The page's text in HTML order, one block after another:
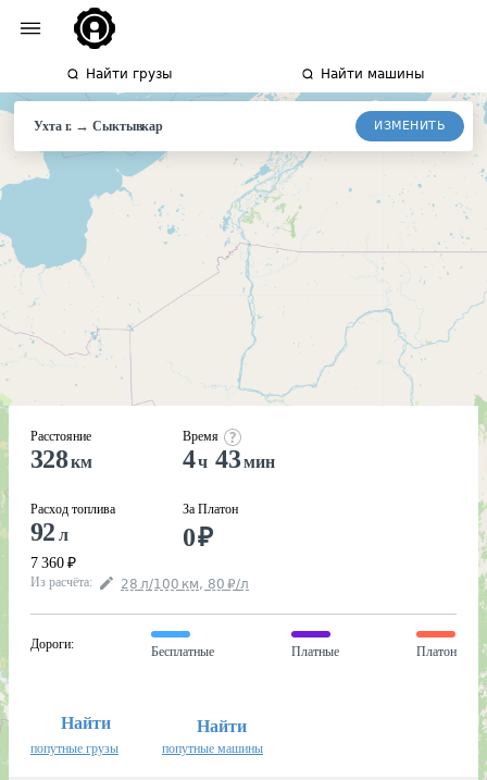
Найти грузы Найти машины
Ухта г. →Сыктывкар ИЗМЕНИТЬ
Расстояние
328км
Расход топлива
92 л
7 360 ₽
Время
4ч 43мин
За Платон
0₽
Из расчёта: 28 л/100 км, 80 ₽/л
Дороги:
Бесплатные Платные Платон
Найти
попутные грузы
Найти
попутные машины